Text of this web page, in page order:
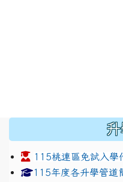
115桃連區免試入學
link to https://
115年度各升學管道